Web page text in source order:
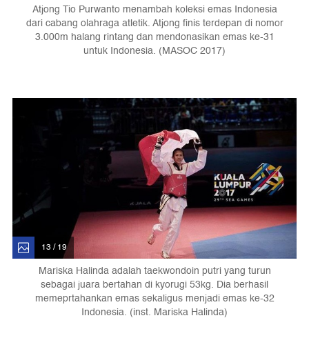
Atjong Tio Purwanto menambah koleksi emas Indonesia
dari cabang olahraga atletik. Atjong finis terdepan di nomor
3.000m halang rintang dan mendonasikan emas ke-31
untuk Indonesia. (MASOC 2017)
13 / 19
Mariska Halinda adalah taekwondoin putri yang turun
sebagai juara bertahan di kyorugi 53kg. Dia berhasil
memeprtahankan emas sekaligus menjadi emas ke-32
Indonesia. (inst. Mariska Halinda)